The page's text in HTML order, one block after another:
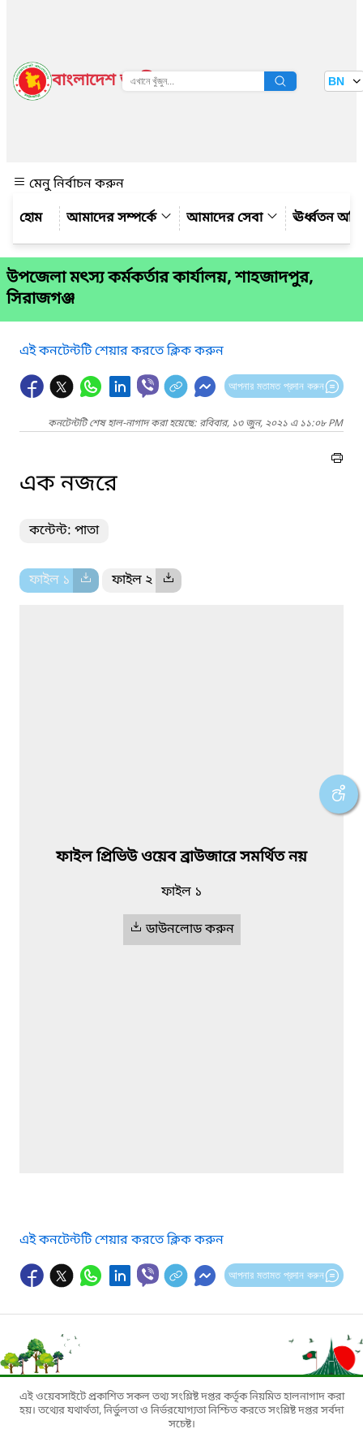
বাংলাদেশ জাতীয় তথ্য বাতায়ন BN
মেনু নির্বাচন করুন
আমাদের সম্পর্কে
আমাদের সেবা ঊর্ধ্বতন
উপজেলা মৎস্য কর্মকর্তার কার্যালয়, শাহজাদপুর,
সিরাজগঞ্জ
এই কনটেন্টটি শেয়ার করতে ক্লিক করুন
আপনার মতামত প্রদান করুন
কনটেন্টটি শেষ হাল-নাগাদ করা হয়েছে: রবিবার, ১৩ জুন, ২০২১ এ ১১:০৮ PM
এক নজরে
কন্টেন্ট: পাতা
ফাইল ১ ফাইল ২
ফাইল প্রিভিউ ওয়েব ব্রাউজারে সমর্থিত নয়
ফাইল ১
ডাউনলোড করুন
এই কনটেন্টটি শেয়ার করতে ক্লিক করুন
আপনার মতামত প্রদান করুন
এই ওয়েবসাইটে প্রকাশিত সকল তথ্য সংশ্লিষ্ট দপ্তর কর্তৃক নিয়মিত হালনাগাদ করা
হয়। তথ্যের যথার্থতা, নির্ভুলতা ও নির্ভরযোগ্যতা নিশ্চিত করতে সংশ্লিষ্ট দপ্তর সর্বদা
সচেষ্ট।